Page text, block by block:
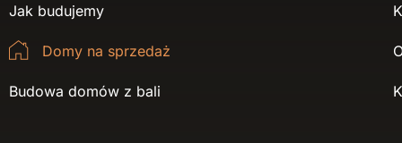
Jak budujemy
Domy na sprzedaż
Budowa domów z bali